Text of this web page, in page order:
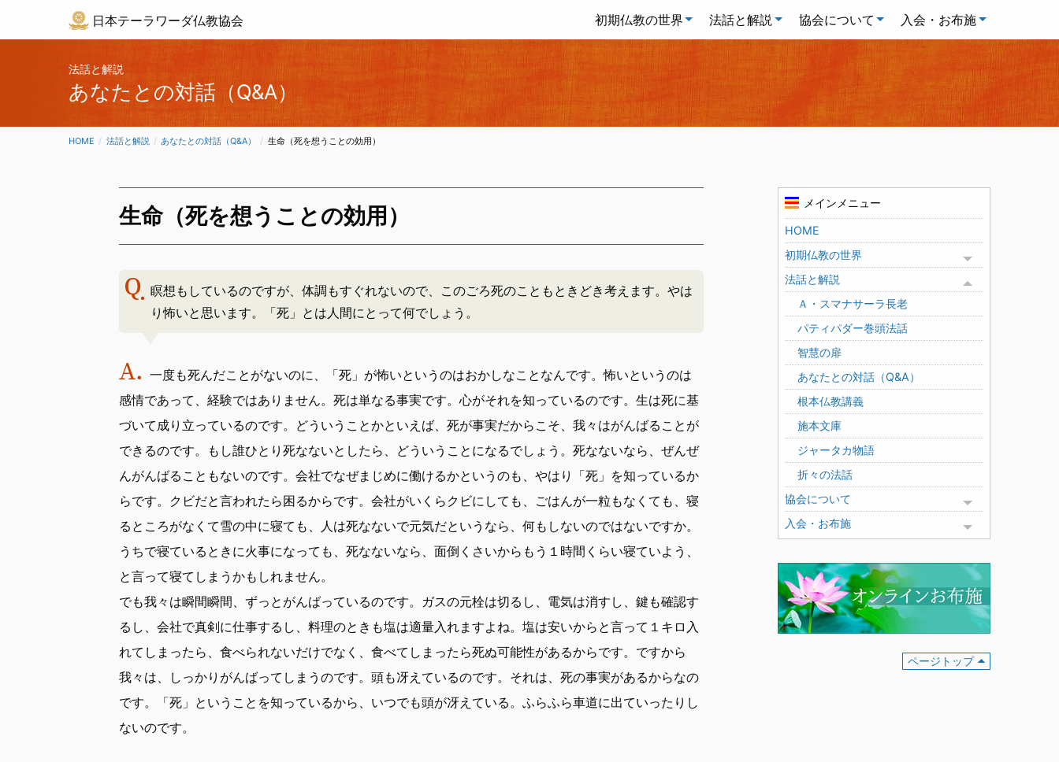
日本テーラワーダ仏教協会 初期仏教の世界 法話と解説 協会について 入会・お布施
法話と解説
あなたとの対話（Q&A）
HOME 法話と解説 あなたとの対話（Q&A） CURRENT:
生命（死を想うことの効用）
生命（死を想うことの効用）
瞑想もしているのですが、体調もすぐれないので、このごろ死のこともときどき考えます。やは
り怖いと思います。「死」とは人間にとって何でしょう。
一度も死んだことがないのに、「死」が怖いというのはおかしなことなんです。怖いというのは
感情であって、経験ではありません。死は単なる事実です。心がそれを知っているのです。生は死に基
づいて成り立っているのです。どういうことかといえば、死が事実だからこそ、我々はがんばることが
できるのです。もし誰ひとり死なないとしたら、どういうことになるでしょう。死なないなら、ぜんぜ
んがんばることもないのです。会社でなぜまじめに働けるかというのも、やはり「死」を知っているか
らです。クビだと言われたら困るからです。会社がいくらクビにしても、ごはんが一粒もなくても、寝
るところがなくて雪の中に寝ても、人は死なないで元気だというなら、何もしないのではないですか。
うちで寝ているときに火事になっても、死なないなら、面倒くさいからもう１時間くらい寝ていよう、
と言って寝てしまうかもしれません。
でも我々は瞬間瞬間、ずっとがんばっているのです。ガスの元栓は切るし、電気は消すし、鍵も確認す
るし、会社で真剣に仕事するし、料理のときも塩は適量入れますよね。塩は安いからと言って１キロ入
れてしまったら、食べられないだけでなく、食べてしまったら死ぬ可能性があるからです。ですから
我々は、しっかりがんばってしまうのです。頭も冴えているのです。それは、死の事実があるからなの
です。「死」ということを知っているから、いつでも頭が冴えている。ふらふら車道に出ていったりし
ないのです。
メインメニュー
HOME
初期仏教の世界
Toggle menu
法話と解説
Toggle menu
Ａ・スマナサーラ長老
パティパダー巻頭法話
智慧の扉
あなたとの対話（Q&A）
根本仏教講義
施本文庫
ジャータカ物語
折々の法話
協会について
Toggle menu
入会・お布施
Toggle menu
ページトップ